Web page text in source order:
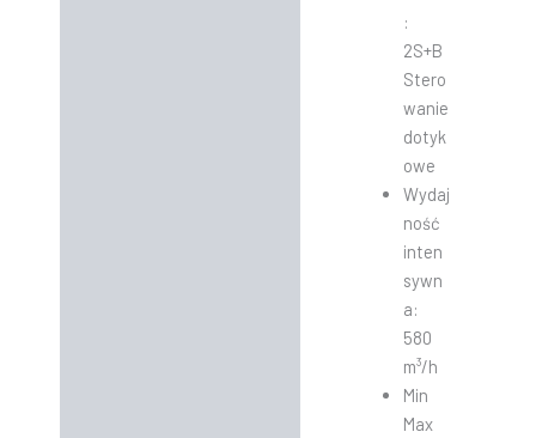
:
2S+B
Stero
wanie
dotyk
owe
Wydaj
ność
inten
sywn
a:
580
m³/h
Min
Max